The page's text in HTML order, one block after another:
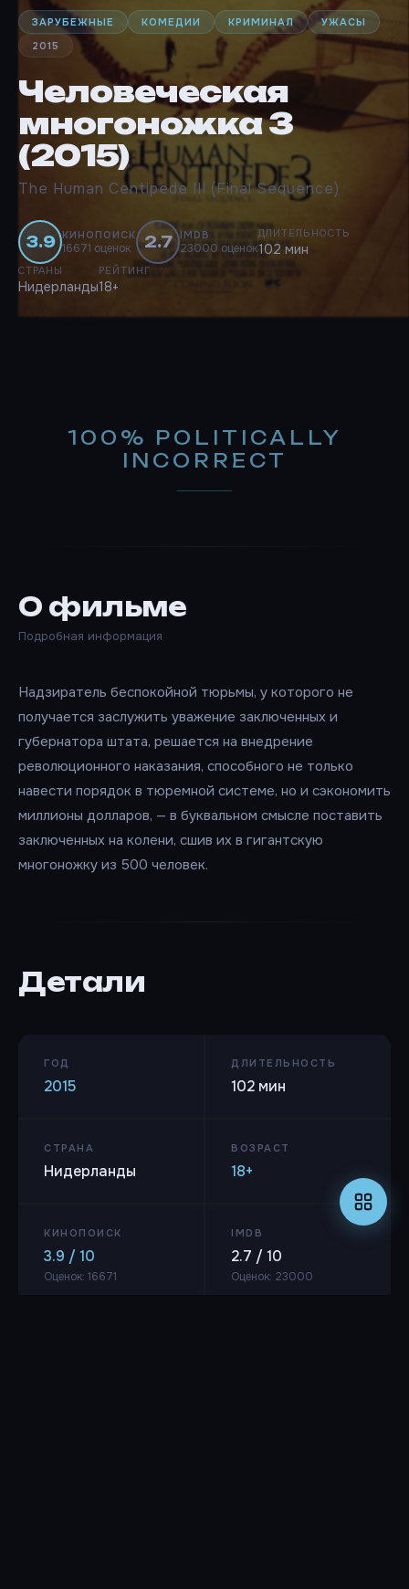
ЗАРУБЕЖНЫЕ КОМЕДИИ КРИМИНАЛ
УЖАСЫ
2015
Человеческая
многоножка 3
(2015)
The Human Centipede III (Final Sequence)
3.9 КИНОПОИСК
16671 оценок 2.7 IMDB
23000 оценок
ДЛИТЕЛЬНОСТЬ
102 мин
СТРАНЫ
Нидерланды
РЕЙТИНГ
18+
100% POLITICALLY
INCORRECT
О фильме
Подробная информация
Надзиратель беспокойной тюрьмы, у которого не
получается заслужить уважение заключенных и
губернатора штата, решается на внедрение
революционного наказания, способного не только
навести порядок в тюремной системе, но и сэкономить
миллионы долларов, — в буквальном смысле поставить
заключенных на колени, сшив их в гигантскую
многоножку из 500 человек.
Детали
ГОД
2015
ДЛИТЕЛЬНОСТЬ
102 мин
СТРАНА
Нидерланды
ВОЗРАСТ
18+
КИНОПОИСК
3.9 / 10
Оценок: 16671
IMDB
2.7 / 10
Оценок: 23000